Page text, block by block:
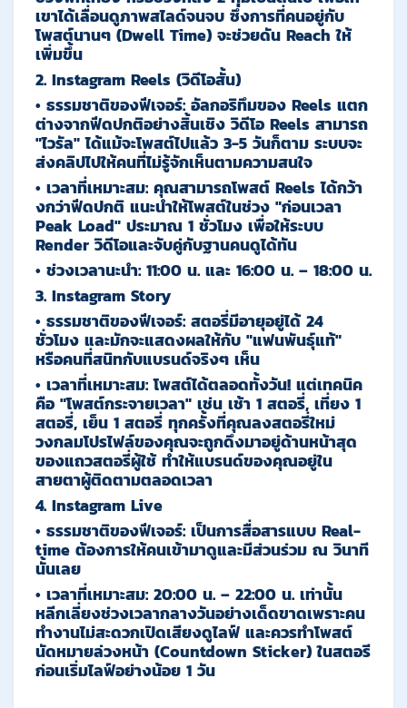
เขาได้เลื่อนดูภาพสไลด์จนจบ ซึ่งการที่คนอยู่กับ
โพสต์นานๆ (Dwell Time) จะช่วยดัน Reach ให้
เพิ่มขึ้น
2. Instagram Reels (วิดีโอสั้น)
• ธรรมชาติของฟีเจอร์: อัลกอริทึมของ Reels แตก
ต่างจากฟีดปกติอย่างสิ้นเชิง วิดีโอ Reels สามารถ
"ไวรัล" ได้แม้จะโพสต์ไปแล้ว 3-5 วันก็ตาม ระบบจะ
ส่งคลิปไปให้คนที่ไม่รู้จักเห็นตามความสนใจ
• เวลาที่เหมาะสม: คุณสามารถโพสต์ Reels ได้กว้า
งกว่าฟีดปกติ แนะนำให้โพสต์ในช่วง "ก่อนเวลา
Peak Load" ประมาณ 1 ชั่วโมง เพื่อให้ระบบ
Render วิดีโอและจับคู่กับฐานคนดูได้ทัน
• ช่วงเวลานะนำ: 11:00 น. และ 16:00 น. – 18:00 น.
3. Instagram Story
• ธรรมชาติของฟีเจอร์: สตอรี่มีอายุอยู่ได้ 24
ชั่วโมง และมักจะแสดงผลให้กับ "แฟนพันธุ์แท้"
หรือคนที่สนิทกับแบรนด์จริงๆ เห็น
• เวลาที่เหมาะสม: โพสต์ได้ตลอดทั้งวัน! แต่เทคนิค
คือ "โพสต์กระจายเวลา" เช่น เช้า 1 สตอรี่, เที่ยง 1
สตอรี่, เย็น 1 สตอรี่ ทุกครั้งที่คุณลงสตอรี่ใหม่
วงกลมโปรไฟล์ของคุณจะถูกดึงมาอยู่ด้านหน้าสุด
ของแถวสตอรี่ผู้ใช้ ทำให้แบรนด์ของคุณอยู่ใน
สายตาผู้ติดตามตลอดเวลา
4. Instagram Live
• ธรรมชาติของฟีเจอร์: เป็นการสื่อสารแบบ Real-
time ต้องการให้คนเข้ามาดูและมีส่วนร่วม ณ วินาที
นั้นเลย
• เวลาที่เหมาะสม: 20:00 น. – 22:00 น. เท่านั้น
หลีกเลี่ยงช่วงเวลากลางวันอย่างเด็ดขาดเพราะคน
ทำงานไม่สะดวกเปิดเสียงดูไลฟ์ และควรทำโพสต์
นัดหมายล่วงหน้า (Countdown Sticker) ในสตอรี
ก่อนเริ่มไลฟ์อย่างน้อย 1 วัน